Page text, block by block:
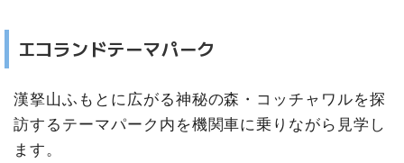
エコランドテーマパーク
漢拏山ふもとに広がる神秘の森・コッチャワルを探
訪するテーマパーク内を機関車に乗りながら見学し
ます。